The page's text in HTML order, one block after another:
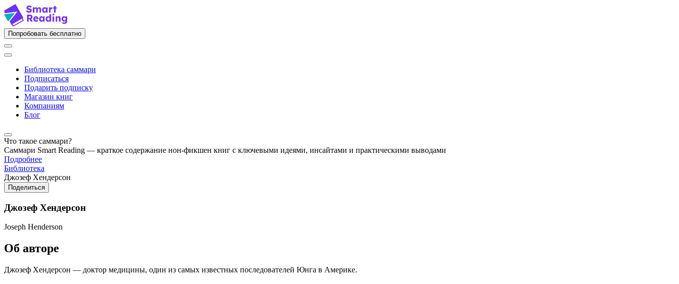
Попробовать бесплатно
Библиотека саммари
Подписаться
Подарить подписку
Магазин книг
Компаниям
Блог
Что такое саммари?
Саммари Smart Reading — краткое содержание нон-фикшен книг с ключевыми идеями, инсайтами и практическими выводами
Подробнее
Библиотека
Джозеф Хендерсон
Поделиться
Джозеф Хендерсон
Joseph Henderson
Об авторе
Джозеф Хендерсон — доктор медицины, один из самых известных последователей Юнга в Америке.